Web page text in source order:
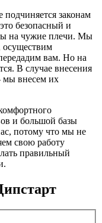
законам
безопасный и
на чужие плечи. Мы
осуществим
вам. Но на
В случае внесения
мы внесем их
и большой базы
потому что мы не
свою работу
правильный